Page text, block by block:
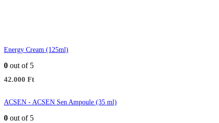
Energy Cream (125ml)
0 out of 5
42.000 Ft
ACSEN - ACSEN Sen Ampoule (35 ml)
0 out of 5